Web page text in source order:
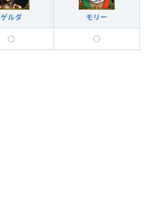
ゲルダ モリー
◯ ◯